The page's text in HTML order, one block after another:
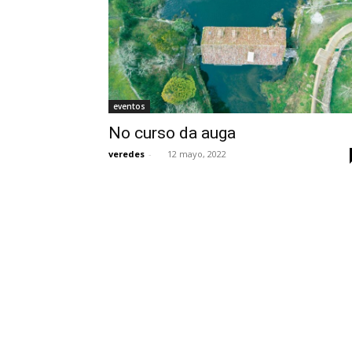
eventos
No curso da auga
veredes - 12 mayo, 2022